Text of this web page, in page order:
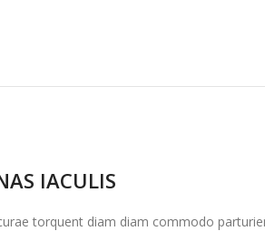
IACULIS
torquent diam diam commodo